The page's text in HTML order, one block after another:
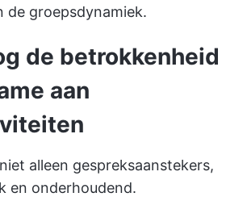
de groepsdynamiek.
de betrokkenheid
aan
alleen gespreksaanstekers,
en onderhoudend.